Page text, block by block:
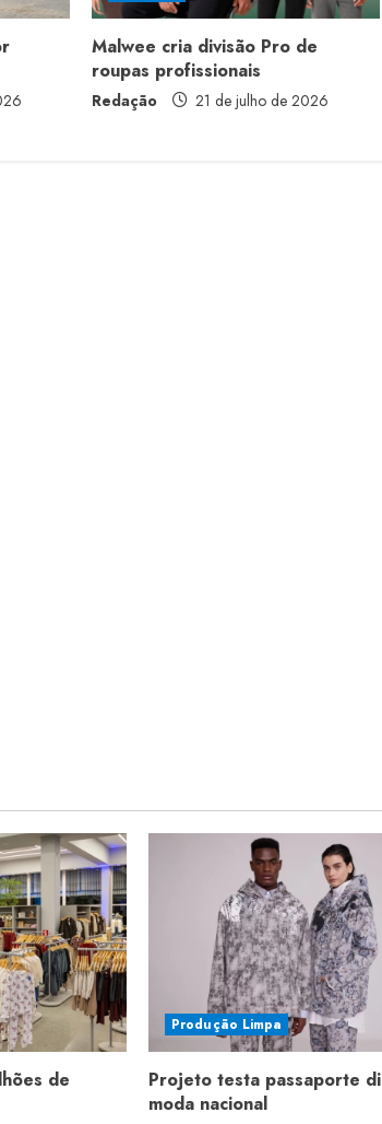
Malwee cria divisão Pro de
roupas profissionais
Redação 21 de julho de 2026
de
Produção Limpa
Projeto testa passaporte
moda nacional